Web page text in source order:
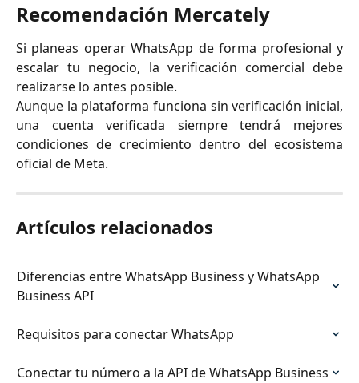
Recomendación Mercately
Si planeas operar WhatsApp de forma profesional y
escalar tu negocio, la verificación comercial debe
realizarse lo antes posible.
Aunque la plataforma funciona sin verificación inicial,
una cuenta verificada siempre tendrá mejores
condiciones de crecimiento dentro del ecosistema
oficial de Meta.
Artículos relacionados
Diferencias entre WhatsApp Business y WhatsApp
Business API
Requisitos para conectar WhatsApp
Conectar tu número a la API de WhatsApp Business